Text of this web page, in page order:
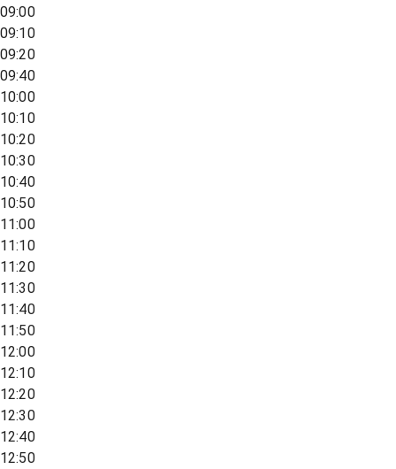
09:00
09:10
09:20
09:40
10:00
10:10
10:20
10:30
10:40
10:50
11:00
11:10
11:20
11:30
11:40
11:50
12:00
12:10
12:20
12:30
12:40
12:50